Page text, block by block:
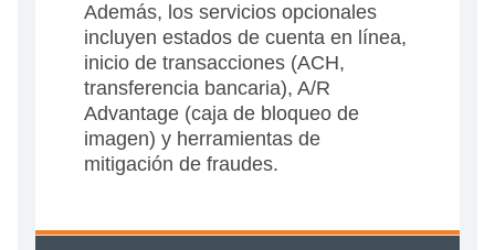
Además, los servicios opcionales
incluyen estados de cuenta en línea,
inicio de transacciones (ACH,
transferencia bancaria), A/R
Advantage (caja de bloqueo de
imagen) y herramientas de
mitigación de fraudes.